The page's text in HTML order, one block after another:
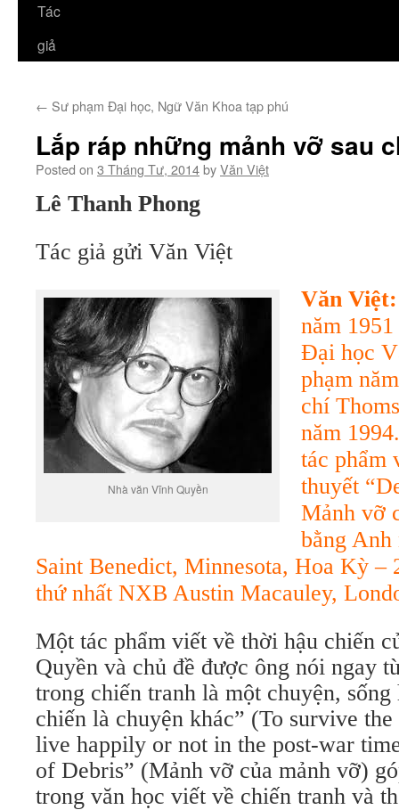
Tác
giả
← Sư phạm Đại học, Ngữ Văn Khoa tạp phú
Lắp ráp những mảnh vỡ sau
Posted on 3 Tháng Tư, 2014byVăn Việt
Lê Thanh Phong
Tác giả gửi Văn Việt
Nhà văn Vĩnh Quyền
Văn Việt:
năm
Đại học
phạm
chí
năm
tác phẩm
thuyết
Mảnh vỡ
bằng
Saint Benedict, Minnesota, Hoa Kỳ –
thứ nhất NXB Austin Macauley,
Một tác phẩm viết về thời hậu chiến
Quyền và chủ đề được ông nói ngay
trong chiến tranh là một chuyện,
chiến là chuyện khác” (To survive
live happily or not in the post-war
of Debris” (Mảnh vỡ của mảnh vỡ)
trong văn học viết về chiến tranh và